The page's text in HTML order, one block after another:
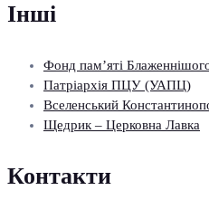
Інші
Фонд пам’яті
Патріархія ПЦУ (УАПЦ)
Вселенський
Щедрик – Церковна Лавка
Контакти